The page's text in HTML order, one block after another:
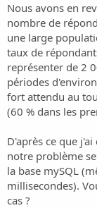
Nous avons en
nombre de
une large
taux de
représenter de 2
périodes
fort attendu au
(60 % dans les
D'après ce que
notre problème
la base mySQL
millisecondes).
cas ?